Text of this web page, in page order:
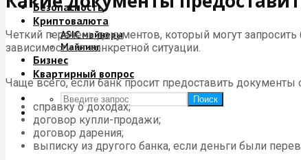
Безопасность
Криптовалюта
ASIC майнеры
Майнинг
Бизнес
Квартирный вопрос
Поиск
Четкий перечень документов, который могут
зависимости от конкретной ситуации.
Чаще всего, если банк просит предоставить документы
справку о доходах;
договор купли-продажи;
договор дарения;
выписку из другого банка, если деньги были